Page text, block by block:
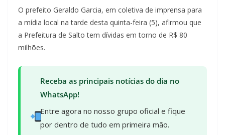
O prefeito Geraldo Garcia, em coletiva de imprensa para
a mídia local na tarde desta quinta-feira (5), afirmou que
a Prefeitura de Salto tem dívidas em torno de R$ 80
milhões.
Receba as principais notícias do dia no
WhatsApp!
Entre agora no nosso grupo oficial e fique
por dentro de tudo em primeira mão.